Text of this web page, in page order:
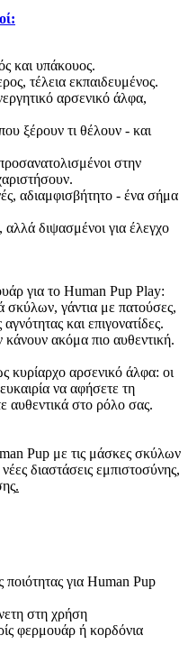
και υπάκουος.
τέλεια εκπαιδευμένος.
αρσενικό άλφα,
ξέρουν τι θέλουν - και
στην
αδιαμφισβήτητο - ένα σήμα
διψασμένοι για έλεγχο
για το Human Pup Play:
γάντια με πατούσες,
και επιγονατίδες.
ακόμα πιο αυθεντική.
κυρίαρχο αρσενικό άλφα: οι
να αφήσετε τη
αυθεντικά στο ρόλο σας.
Pup με τις μάσκες σκύλων
διαστάσεις εμπιστοσύνης,
.
για Human Pup
στη χρήση
φερμουάρ ή κορδόνια